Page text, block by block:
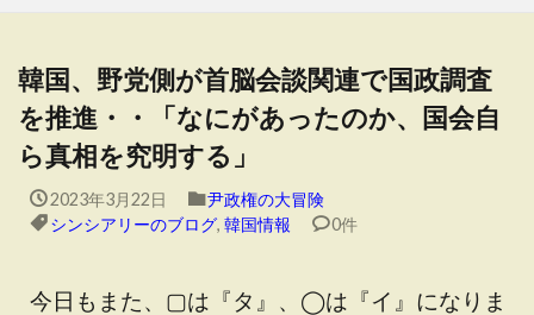
韓国、野党側が首脳会談関連で国政調査
を推進・・「なにがあったのか、国会自
ら真相を究明する」
2023年3月22日
尹政権の大冒険
シンシアリーのブログ, 韓国情報 0件
今日もまた、▢は『タ』、◯は『イ』になりま